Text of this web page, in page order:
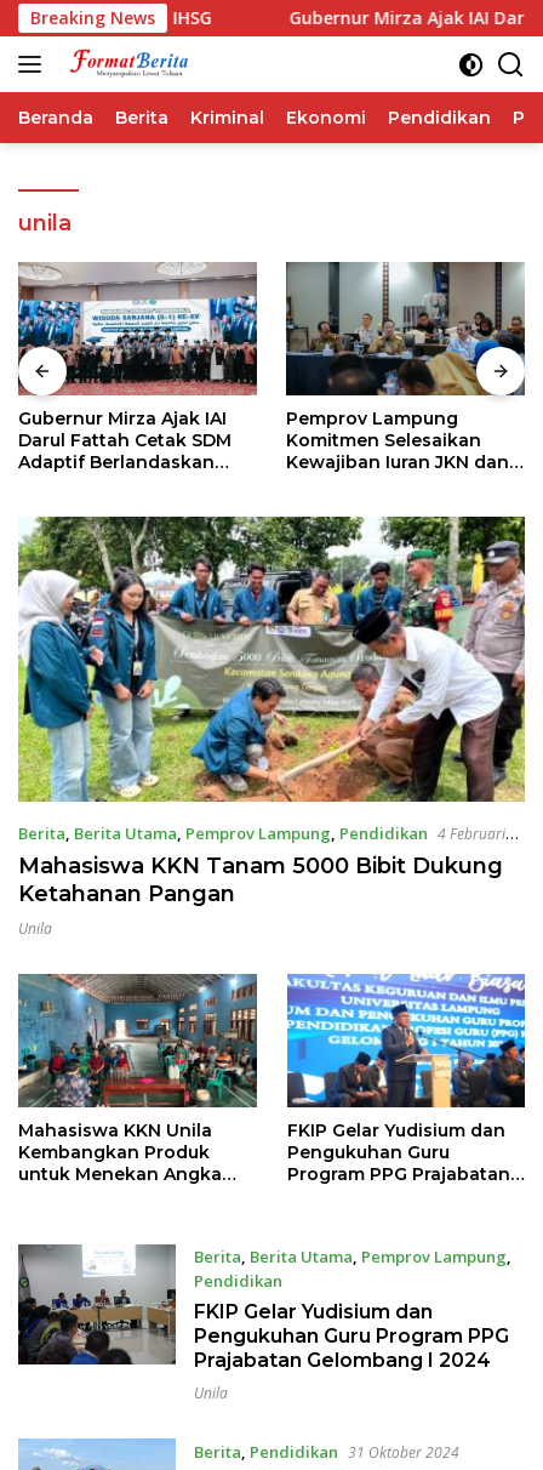
Langsung
ke
konten
Breaking News
Performa IHSG Gubernur Mirza Ajak IAI Darul
Beranda Berita Kriminal Ekonomi Pendidikan
unila
Gubernur Mirza Ajak IAI
Darul Fattah Cetak SDM
Adaptif Berlandaskan
Pemprov Lampung
Komitmen Selesaikan
Kewajiban Iuran JKN dan
Kesehatan
Berita, Berita Utama, Pemprov Lampung, Pendidikan 4 Februari
2025
Mahasiswa KKN Tanam 5000 Bibit Dukung
Ketahanan Pangan
Unila
Mahasiswa KKN Unila
Kembangkan Produk
untuk Menekan Angka
FKIP Gelar Yudisium dan
Pengukuhan Guru
Program PPG Prajabatan
Berita, Berita Utama, Pemprov Lampung,
Pendidikan
31 Januari 2025
FKIP Gelar Yudisium dan
Pengukuhan Guru Program PPG
Prajabatan Gelombang I 2024
Unila
Berita, Pendidikan 31 Oktober 2024